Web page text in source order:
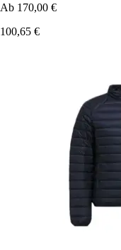
Ab 170,00 €
100,65 €